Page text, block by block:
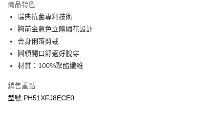
悠遊付
Google Pay
運送方式
每筆NT$90，滿NT$899(含以上)免運費
宅配(離島)
商品特色
瑞典抗菌專利技術
胸前金蔥色立體繡花設計
合身俐落剪裁
圓領開口舒適好脫穿
材質：100%聚酯纖維
銷售重點
型號:PH51XFJ8ECE0